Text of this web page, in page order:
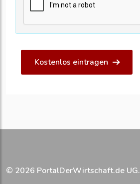
Kostenlos eintragen
© 2026 PortalDerWirtschaft.de UG.